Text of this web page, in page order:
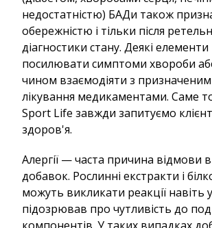
недостатністю) БАДи також
обережністю і тільки після
діагностики стану. Деякі
посилювати симптоми хвороби
чином взаємодіяти з
лікування медикаментами. Саме
Sport Life завжди запитуємо
здоров'я.
Алергії — часта причина відмови
добавок. Рослинні екстракти і
можуть викликати реакції навіть
підозрював про чутливість до